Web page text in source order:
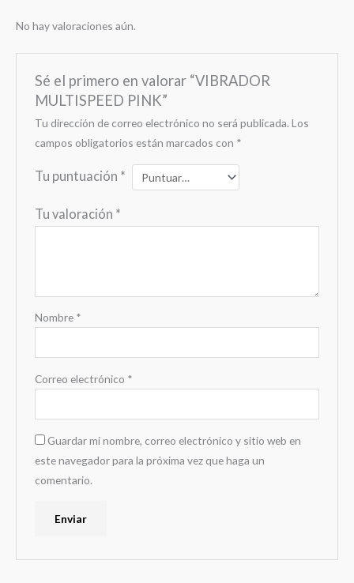
No hay valoraciones aún.
Sé el primero en valorar “VIBRADOR
MULTISPEED PINK”
Tu dirección de correo electrónico no será publicada. Los
campos obligatorios están marcados con *
Tu puntuación *
Tu valoración *
Nombre *
Correo electrónico *
Guardar mi nombre, correo electrónico y sitio web en
este navegador para la próxima vez que haga un
comentario.